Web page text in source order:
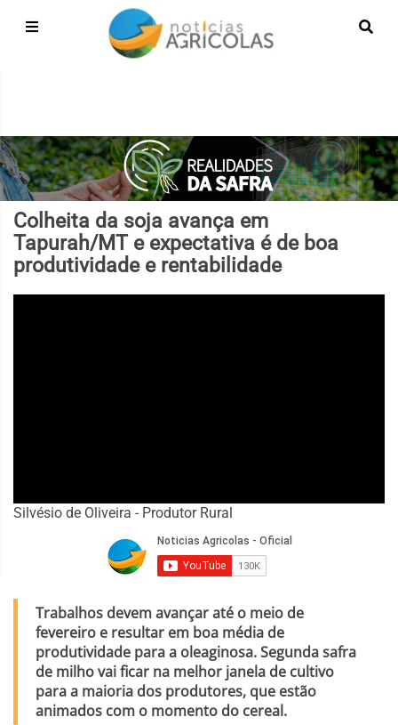
Colheita da soja avança em
Tapurah/MT e expectativa é de boa
produtividade e rentabilidade
Silvésio de Oliveira - Produtor Rural
Trabalhos devem avançar até o meio de
fevereiro e resultar em boa média de
produtividade para a oleaginosa. Segunda safra
de milho vai ficar na melhor janela de cultivo
para a maioria dos produtores, que estão
animados com o momento do cereal.